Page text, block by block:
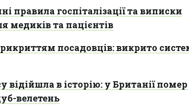
правила госпіталізації та виписки
медиків та пацієнтів
посадовців: викрито
відійшла в історію: у Британії помер
велетень